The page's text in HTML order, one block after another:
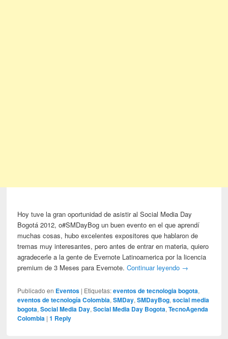
Hoy tuve la gran oportunidad de asistir al Social Media Day
Bogotá 2012, o#SMDayBog un buen evento en el que aprendí
muchas cosas, hubo excelentes expositores que hablaron de
tremas muy interesantes, pero antes de entrar en materia, quiero
agradecerle a la gente de Evernote Latinoamerica por la licencia
premium de 3 Meses para Evernote.Continuar leyendo →
Publicado en Eventos | Etiquetas: eventos de tecnologia bogota,
eventos de tecnología Colombia,SMDay,SMDayBog,social media
bogota,Social Media Day,Social Media Day Bogota,TecnoAgenda
Colombia |1 Reply